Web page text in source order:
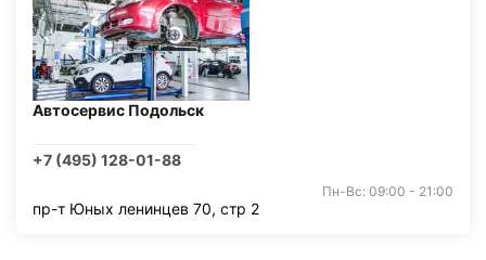
Автосервис Подольск
+7 (495) 128-01-88
Пн-Вс: 09:00 - 21:00
пр-т Юных ленинцев 70, стр 2